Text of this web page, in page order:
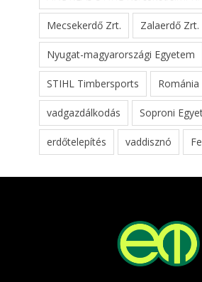
Mecsekerdő Zrt. Zalaerdő Zrt.
Nyugat-magyarországi Egyetem
STIHL Timbersports Románia
vadgazdálkodás Soproni
erdőtelepítés vaddisznó